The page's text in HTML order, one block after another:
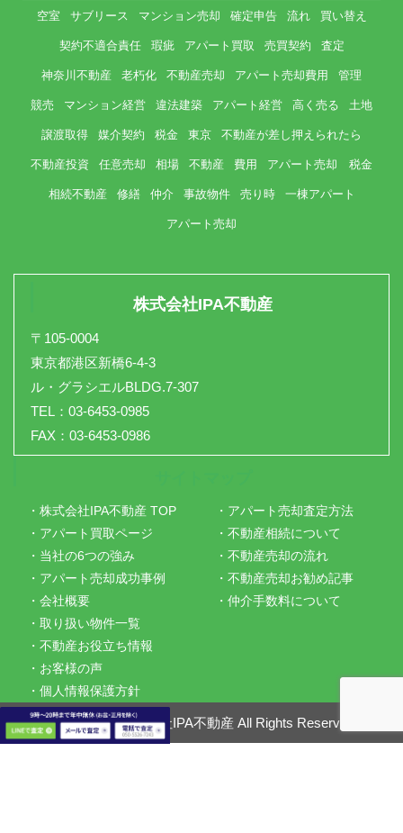
空室 サブリース マンション売却 確定申告 流れ 買い替え
契約不適合責任 瑕疵 アパート買取 売買契約 査定
神奈川不動産 老朽化 不動産売却 アパート売却費用 管理
競売 マンション経営 違法建築 アパート経営 高く売る 土地
譲渡取得 媒介契約 税金 東京 不動産が差し押えられたら
不動産投資 任意売却 相場 不動産 費用 アパート売却 税金
相続不動産 修繕 仲介 事故物件 売り時 一棟アパート
アパート売却
株式会社IPA不動産
〒105-0004
東京都港区新橋6-4-3
ル・グラシエルBLDG.7-307
TEL：03-6453-0985
FAX：03-6453-0986
・株式会社IPA不動産 TOP
・アパート買取ページ
・当社の6つの強み
・アパート売却成功事例
・会社概要
・アパート売却査定方法
・不動産相続について
・不動産売却の流れ
・不動産売却お勧め記事
・仲介手数料について
・取り扱い物件一覧
・不動産お役立ち情報
・お客様の声
・個人情報保護方針
Copyright ©株式会社IPA不動産 All Rights Reserved.